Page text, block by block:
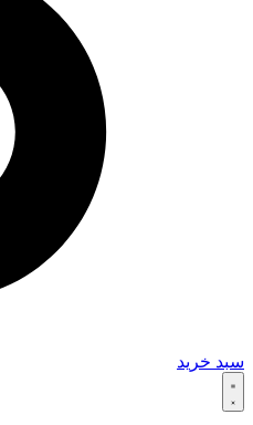
سبد خرید